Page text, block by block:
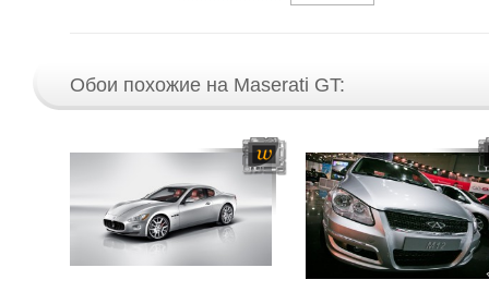
Обои похожие на Maserati GT: